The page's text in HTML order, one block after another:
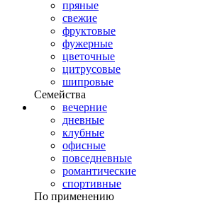
пряные
свежие
фруктовые
фужерные
цветочные
цитрусовые
шипровые
Семейства
вечерние
дневные
клубные
офисные
повседневные
романтические
спортивные
По применению